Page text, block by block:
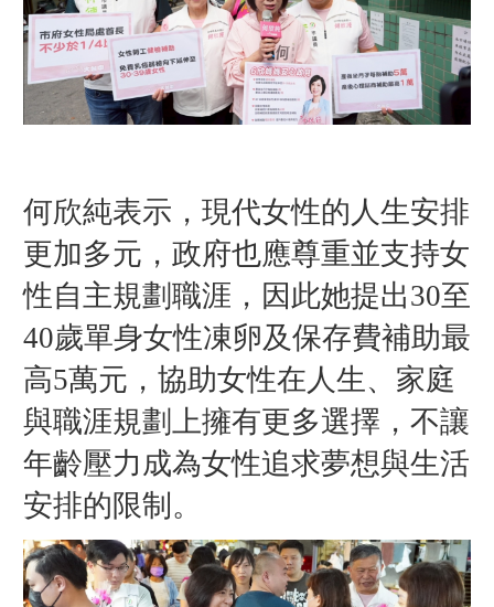
何欣純表示，現代女性的人生安排
更加多元，政府也應尊重並支持女
性自主規劃職涯，因此她提出30至
40歲單身女性凍卵及保存費補助最
高5萬元，協助女性在人生、家庭
與職涯規劃上擁有更多選擇，不讓
年齡壓力成為女性追求夢想與生活
安排的限制。